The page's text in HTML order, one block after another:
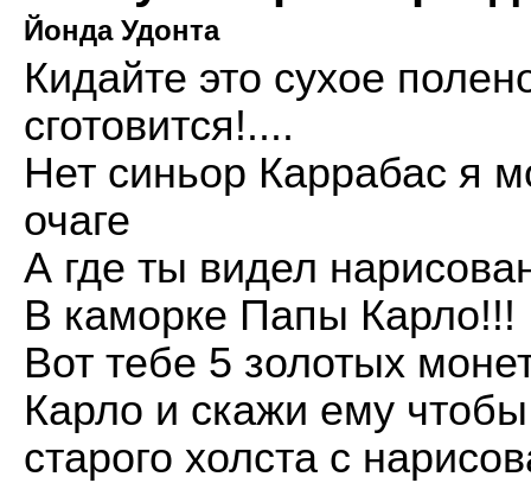
Йонда Удонта
Кидайте это сухое
сготовится!....
Нет синьор Каррабас я
очаге
А где ты видел
В каморке Папы Карло!!!
Вот тебе 5 золотых
Карло и скажи ему
старого холста с